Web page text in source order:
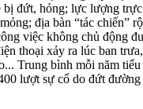
bị đứt, hỏng; lực lượng
địa bàn “tác chiến”
việc không chủ động
thoại xảy ra lúc ban
Trung bình mỗi năm tiểu
lượt sự cố do đứt đường